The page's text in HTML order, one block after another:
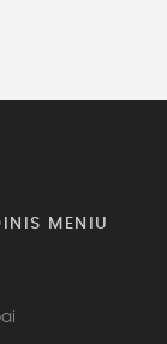
MENIU